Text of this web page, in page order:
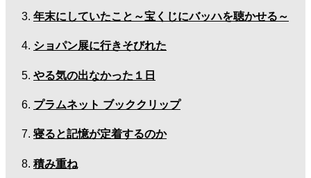
年末にしていたこと～宝くじにバッハを聴かせる～
ショパン展に行きそびれた
やる気の出なかった１日
プラムネット ブッククリップ
寝ると記憶が定着するのか
積み重ね